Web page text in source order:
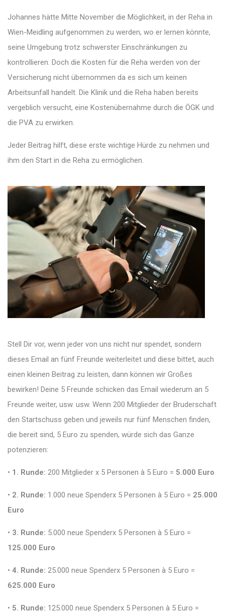
Johannes hätte Mitte November die Möglichkeit, in der Reha in
Wien-Meidling aufgenommen zu werden, wo er lernen könnte,
seine Umgebung trotz schwerster Einschränkungen zu
kontrollieren. Doch die Kosten für die Reha werden von der
Versicherung nicht übernommen da es sich um keinen
Arbeitsunfall handelt. Die Klinik und die Reha haben bereits
vergeblich versucht, eine Kostenübernahme durch die ÖGK und
die PVA zu erwirken.
Jeder Beitrag hilft, diese erste wichtige Hürde zu nehmen und
ihm den Start in die Reha zu ermöglichen.
Stell Dir vor, wenn jeder von uns nicht nur spendet, sondern
dieses Email an fünf Freunde weiterleitet und diese bittet, auch
einen kleinen Beitrag zu leisten, dann können wir Großes
bewirken! Deine 5 Freunde schicken das Email wiederum an 5
Freunde weiter, usw. usw. Wenn 200 Mitglieder der Bruderschaft
den Startschuss geben und jeweils nur fünf Menschen finden,
die bereit sind, 5 Euro zu spenden, würde sich das Ganze
potenzieren:
• 1. Runde: 200 Mitglieder x 5 Personen à 5 Euro = 5.000 Euro
• 2. Runde: 1.000 neue Spenderx 5 Personen à 5 Euro = 25.000
Euro
• 3. Runde: 5.000 neue Spenderx 5 Personen à 5 Euro =
125.000 Euro
• 4. Runde: 25.000 neue Spenderx 5 Personen à 5 Euro =
625.000 Euro
• 5. Runde: 125.000 neue Spenderx 5 Personen à 5 Euro =